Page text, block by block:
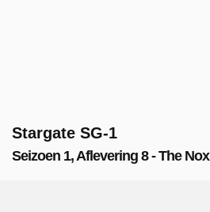
Stargate SG-1
Seizoen 1, Aflevering 8 - The Nox